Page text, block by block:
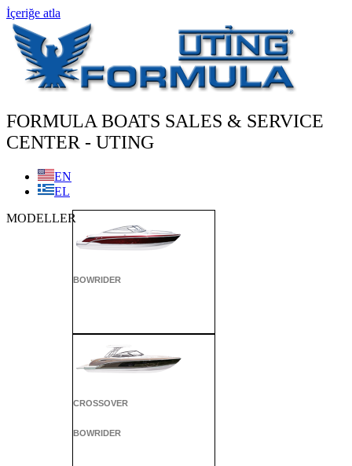
İçeriğe atla
FORMULA BOATS SALES & SERVICE
CENTER - UTING
EN
EL
MODELLER
BOWRIDER
CROSSOVER
BOWRIDER